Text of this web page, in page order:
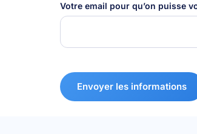
Votre email pour qu’on puisse
Envoyer les informations